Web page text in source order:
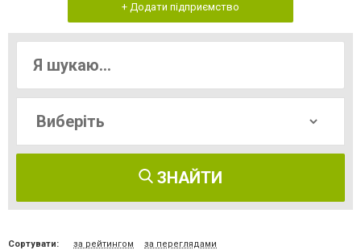
+ Додати підприємство
ЗНАЙТИ
Сортувати: за рейтингом за переглядами